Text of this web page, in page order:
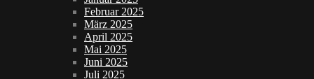
Februar 2025
März 2025
April 2025
Mai 2025
Juni 2025
Juli 2025